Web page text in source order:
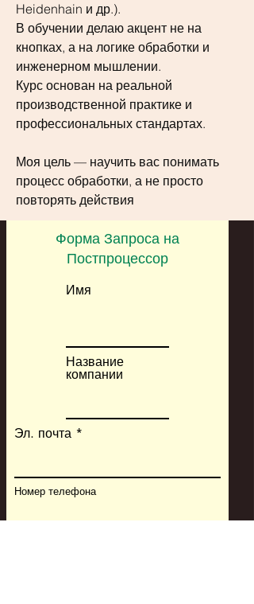
Heidenhain и др.).
В обучении делаю акцент не на
кнопках, а на логике обработки и
инженерном мышлении.
Курс основан на реальной
производственной практике и
профессиональных стандартах.
Моя цель — научить вас понимать
процесс обработки, а не просто
повторять действия
Форма Запроса на
Постпроцессор
Имя
Название
компании
Эл. почта
Номер телефона